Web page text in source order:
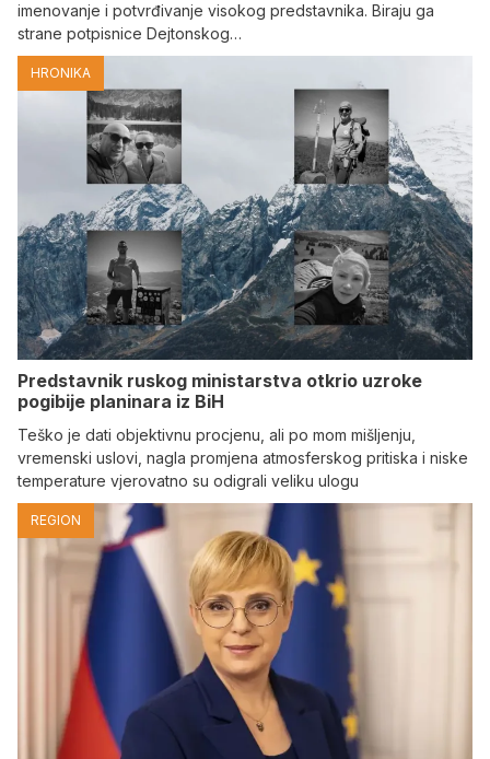
imenovanje i potvrđivanje visokog predstavnika. Biraju ga
strane potpisnice Dejtonskog…
HRONIKA
Predstavnik ruskog ministarstva otkrio uzroke
pogibije planinara iz BiH
Teško je dati objektivnu procjenu, ali po mom mišljenju,
vremenski uslovi, nagla promjena atmosferskog pritiska i niske
temperature vjerovatno su odigrali veliku ulogu
REGION